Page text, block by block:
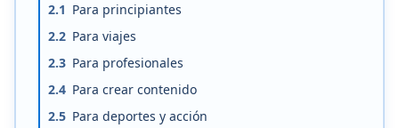
2.1 Para principiantes
2.2 Para viajes
2.3 Para profesionales
2.4 Para crear contenido
2.5 Para deportes y acción